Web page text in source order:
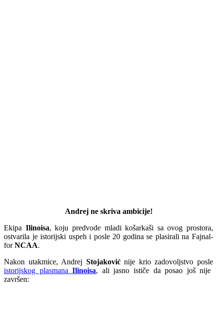
Andrej ne skriva ambicije!
Ekipa Ilinoisa, koju predvode mladi košarkaši sa ovog prostora,
ostvarila je istorijski uspeh i posle 20 godina se plasirali na Fajnal-
forNCAA.
Nakon utakmice, Andrej Stojakovićnije krio zadovoljstvo posle
istorijskog plasmanaIlinoisa, ali jasno ističe da posao još nije
završen: